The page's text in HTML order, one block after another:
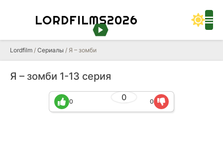
LORDFILMS2026
Lordfilm / Сериалы / Я – зомби
Я – зомби 1-13 серия
0
0 0